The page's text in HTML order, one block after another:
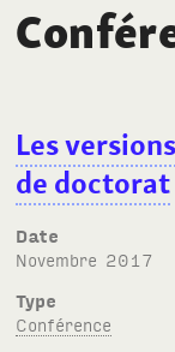
Les
de doctorat
Date
novembre 2017
Type
Conférence